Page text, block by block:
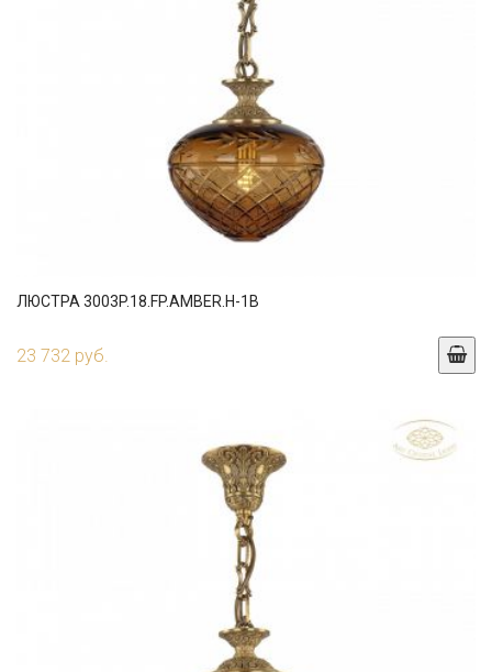
ЛЮСТРА 3003P.18.FP.AMBER.H-1B
23 732 руб.